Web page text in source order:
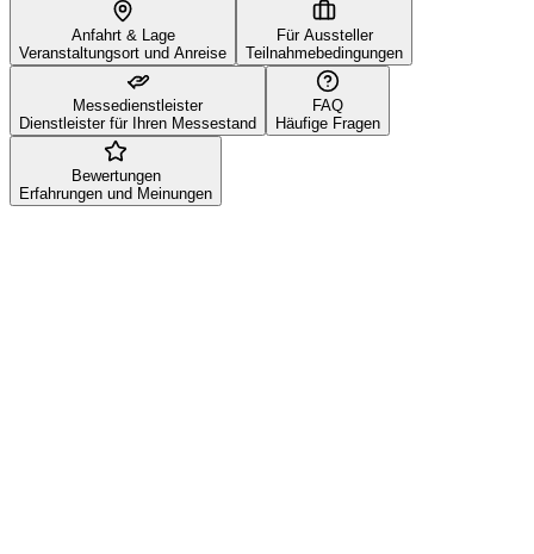
Anfahrt & Lage
Veranstaltungsort und Anreise
Für Aussteller
Teilnahmebedingungen
Messedienstleister
Dienstleister für Ihren Messestand
FAQ
Häufige Fragen
Bewertungen
Erfahrungen und Meinungen